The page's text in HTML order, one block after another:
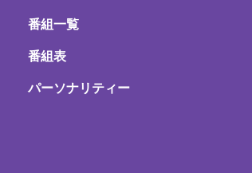
番組一覧
番組表
パーソナリティー